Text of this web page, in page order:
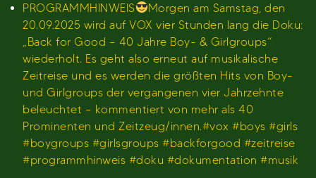
PROGRAMMHINWEIS
Morgen am Samstag, den
20.09.2025 wird auf VOX vier Stunden lang die Doku:
„Back for Good – 40 Jahre Boy- & Girlgroups“
wiederholt. Es geht also erneut auf musikalische
Zeitreise und es werden die größten Hits von Boy-
und Girlgroups der vergangenen vier Jahrzehnte
beleuchtet – kommentiert von mehr als 40
Prominenten und Zeitzeug/innen.#vox #boys #girls
#boygroups #girlsgroups #backforgood #zeitreise
#programmhinweis #doku #dokumentation #musik